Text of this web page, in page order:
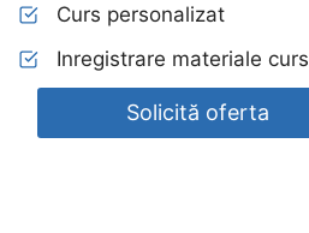
Curs personalizat
Inregistrare materiale curs
Solicită oferta